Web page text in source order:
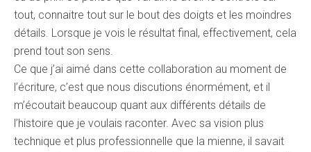
tout, connaitre tout sur le bout des doigts et les moindres
détails. Lorsque je vois le résultat final, effectivement, cela
prend tout son sens.
Ce que j’ai aimé dans cette collaboration au moment de
l’écriture, c’est que nous discutions énormément, et il
m’écoutait beaucoup quant aux différents détails de
l’histoire que je voulais raconter. Avec sa vision plus
technique et plus professionnelle que la mienne, il savait